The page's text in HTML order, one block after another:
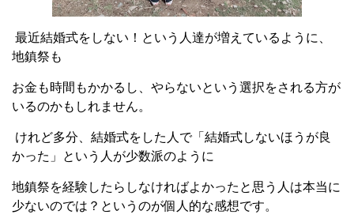
最近結婚式をしない！という人達が増えているように、
地鎮祭も
お金も時間もかかるし、やらないという選択をされる方が
いるのかもしれません。
けれど多分、結婚式をした人で「結婚式しないほうが良
かった」という人が少数派のように
地鎮祭を経験したらしなければよかったと思う人は本当に
少ないのでは？というのが個人的な感想です。